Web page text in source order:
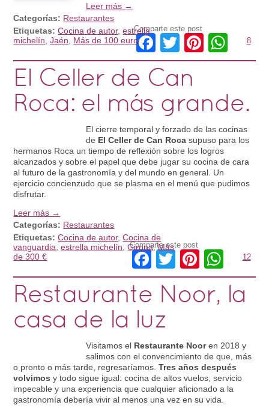
Leer más →
Categorías: Restaurantes
Etiquetas: Cocina de autor,estrella
michelín ,Jaén Más de 100 euros
Comparte este post
Facebook
Twitter 8
El Celler de Can
Roca: el más grande.
El cierre temporal y forzado de las cocinas
de El Celler de Can Roca supuso para los
hermanos Roca un tiempo de reflexión sobre los logros
alcanzados y sobre el papel que debe jugar su cocina de cara
al futuro de la gastronomía y del mundo en general. Un
ejercicio concienzudo que se plasma en el menú que pudimos
disfrutar.
Leer más →
Categorías: Restaurantes
Etiquetas: Cocina de autor,Cocina de
vanguardia ,estrella michelín ,Girona,Más
de 300 €
Comparte este post
Facebook
Twitter 12
Restaurante Noor, la
casa de la luz
Visitamos el Restaurante Nooren 2018 y
salimos con el convencimiento de que, más
o pronto o más tarde, regresaríamos.Tres años después
volvimos y todo sigue igual: cocina de altos vuelos, servicio
impecable y una experiencia que cualquier aficionado a la
gastronomía debería vivir al menos una vez en su vida.